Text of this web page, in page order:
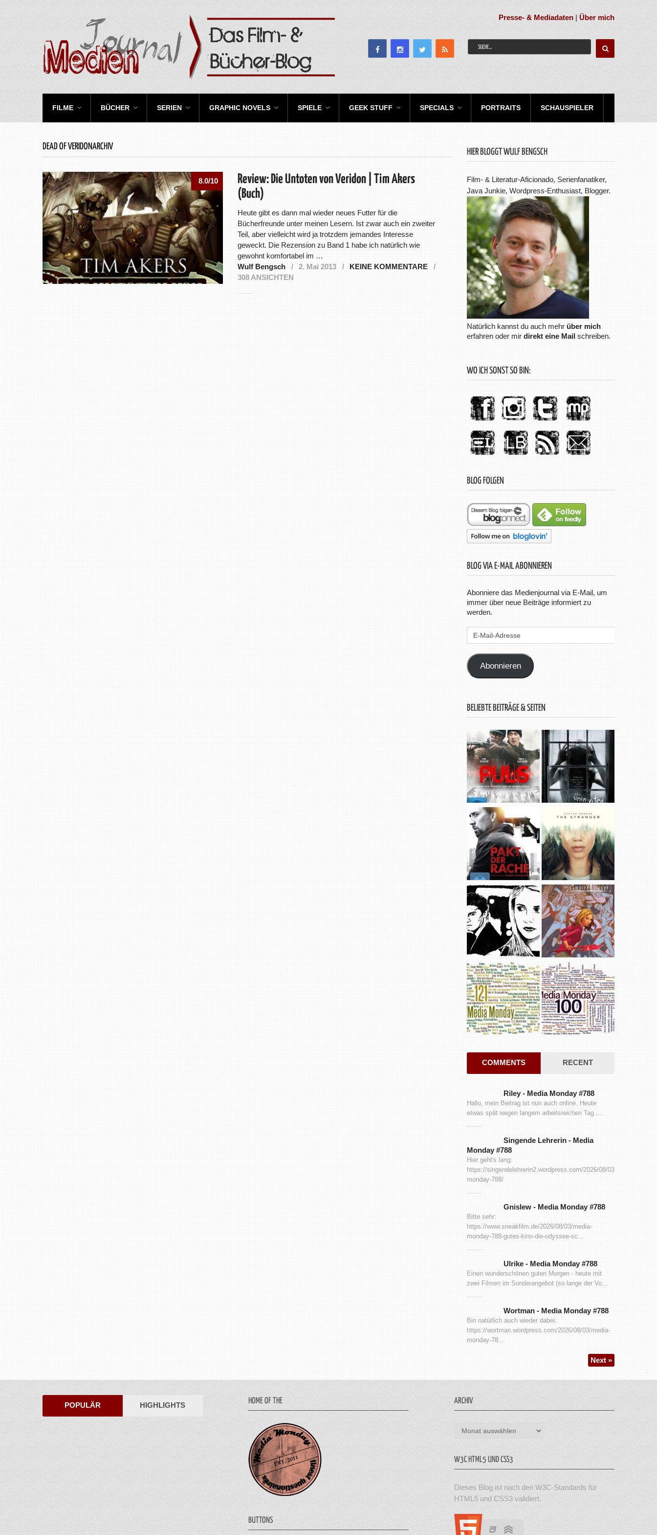
Presse- & Mediadaten |Über mich
FILME BÜCHER SERIEN GRAPHIC NOVELS SPIELE GEEK STUFF SPECIALS PORTRAITS SCHAUSPIELER
DEAD OF VERIDONARCHIV
8.0/10
Review: Die Untoten von Veridon | Tim Akers
(Buch)
Heute gibt es dann mal wieder neues Futter für die
Bücherfreunde unter meinen Lesern. Ist zwar auch ein zweiter
Teil, aber vielleicht wird ja trotzdem jemandes Interesse
geweckt. Die Rezension zu Band 1 habe ich natürlich wie
gewohnt komfortabel im …
Wulf Bengsch
2. Mai 2013
KEINE KOMMENTARE
308 ANSICHTEN
HIER BLOGGT WULF BENGSCH
Film- & Literatur-Aficionado, Serienfanatiker,
Java Junkie, Wordpress-Enthusiast, Blogger.
Natürlich kannst du auch mehr über mich
erfahren oder mirdirekt eine Mail schreiben.
WO ICH SONST SO BIN:
BLOG FOLGEN
BLOG VIA E-MAIL ABONNIEREN
Abonniere das Medienjournal via E-Mail, um
immer über neue Beiträge informiert zu
werden.
E-
Abonnieren
BELIEBTE BEITRÄGE & SEITEN
COMMENTS RECENT
Riley- Media Monday #788
Hallo, mein Beitrag ist nun auch online. Heute
etwas spät wegen langem arbeitsreichen Tag ...
Singende Lehrerin- Media
Monday #788
Hier geht's lang:
https://singendelehrerin2.wordpress.com/2026/08/03/media-
monday-788/
Gnislew- Media Monday #788
Bitte sehr:
https://www.sneakfilm.de/2026/08/03/media-
monday-788-gutes-kino-die-odyssee-sc...
Ulrike- Media Monday #788
Einen wunderschönen guten Morgen - heute mit
zwei Filmen im Sonderangebot (so lange der Vo...
Wortman- Media Monday #788
Bin natürlich auch wieder dabei:
https://wortman.wordpress.com/2026/08/03/media-
monday-78...
Next »
POPULÄR HIGHLIGHTS HOME OF THE
BUTTONS
ARCHIV
Archiv
W3C HTML5 UND CSS3
Dieses Blog ist nach den W3C-Standards für
HTML5 und CSS3 validiert.